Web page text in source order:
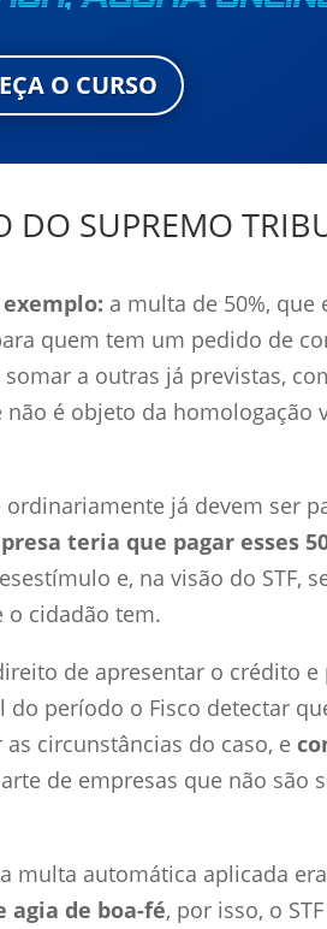
O CURSO
DO SUPREMO
a multa de 50%, que
quem tem um pedido de
a outras já previstas,
é objeto da homologação
já devem ser
teria que pagar esses
e, na visão do STF,
o cidadão tem.
de apresentar o crédito e
período o Fisco detectar
circunstâncias do caso, e
de empresas que não são
multa automática aplicada
de boa-fé, por isso, o